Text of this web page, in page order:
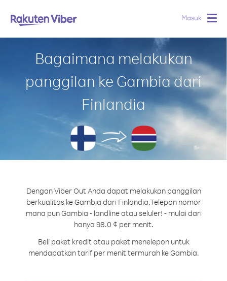
Masuk
Bagaimana melakukan
panggilan ke Gambia dari
Finlandia
Dengan Viber Out Anda dapat melakukan panggilan
berkualitas ke Gambia dari Finlandia.Telepon nomor
mana pun Gambia - landline atau seluler! - mulai dari
hanya 98.0 ¢ per menit.
Beli paket kredit atau paket menelepon untuk
mendapatkan tarif per menit termurah ke Gambia.